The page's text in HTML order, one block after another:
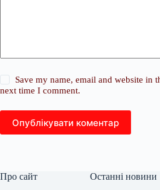
Save my name, email and website in
next time I comment.
Опублікувати коментар
Про сайт Останні новини